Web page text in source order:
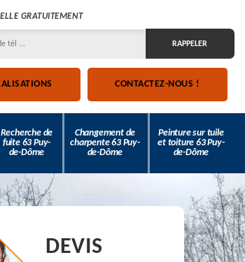
GRATUITEMENT
CONTACTEZ-NOUS !
Recherche de
fuite 63 Puy-
de-Dôme
Changement de
charpente 63 Puy-
de-Dôme
Peinture sur tuile
et toiture 63 Puy-
de-Dôme
DEVIS